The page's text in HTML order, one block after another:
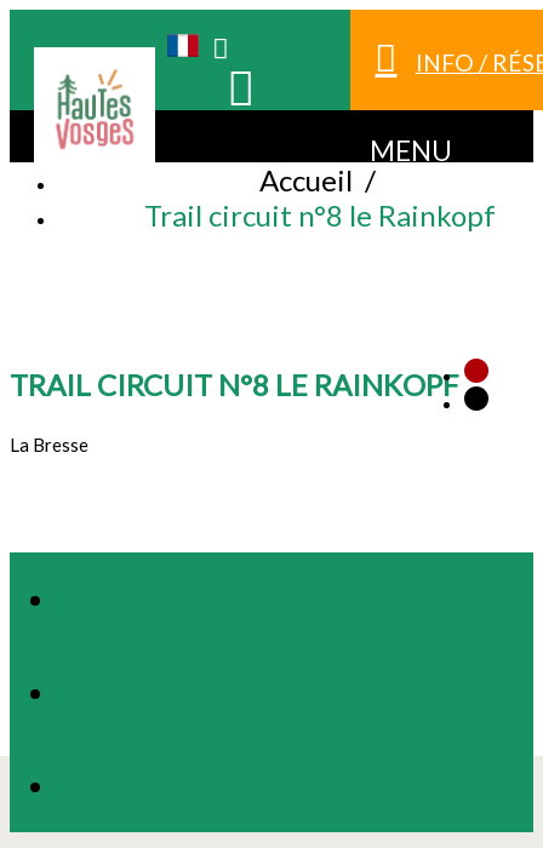
INFO /
MENU
Accueil /
Trail circuit n°8 le Rainkopf
TRAIL CIRCUIT N°8 LE RAINKOPF
La Bresse